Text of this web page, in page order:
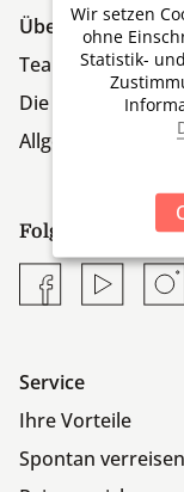
Über Ship'N'Train
Team
Die Firmengruppe
Allgemeine
Folgen Sie uns:
FacebookYouTube
Service
Ihre Vorteile
Spontan verreisen
Wir setzen
ohne
Statistik-